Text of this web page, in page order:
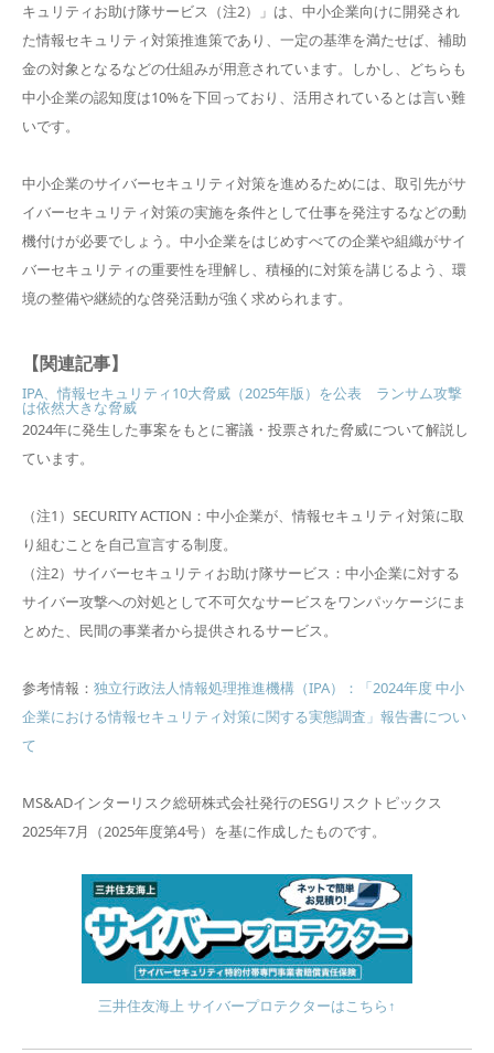
キュリティお助け隊サービス（注2）」は、中小企業向けに開発され
た情報セキュリティ対策推進策であり、一定の基準を満たせば、補助
金の対象となるなどの仕組みが用意されています。しかし、どちらも
中小企業の認知度は10%を下回っており、活用されているとは言い難
いです。
中小企業のサイバーセキュリティ対策を進めるためには、取引先がサ
イバーセキュリティ対策の実施を条件として仕事を発注するなどの動
機付けが必要でしょう。中小企業をはじめすべての企業や組織がサイ
バーセキュリティの重要性を理解し、積極的に対策を講じるよう、環
境の整備や継続的な啓発活動が強く求められます。
【関連記事】
IPA、情報セキュリティ10大脅威（2025年版）を公表 ランサム攻撃
は依然大きな脅威
2024年に発生した事案をもとに審議・投票された脅威について解説し
ています。
（注1）SECURITY ACTION：中小企業が、情報セキュリティ対策に取
り組むことを自己宣言する制度。
（注2）サイバーセキュリティお助け隊サービス：中小企業に対する
サイバー攻撃への対処として不可欠なサービスをワンパッケージにま
とめた、民間の事業者から提供されるサービス。
参考情報： 独立行政法人情報処理推進機構（IPA）：「2024年度 中小
企業における情報セキュリティ対策に関する実態調査」報告書につい
て
MS&ADインターリスク総研株式会社発行のESGリスクトピックス
2025年7月（2025年度第4号）を基に作成したものです。
三井住友海上 サイバープロテクターはこちら↑